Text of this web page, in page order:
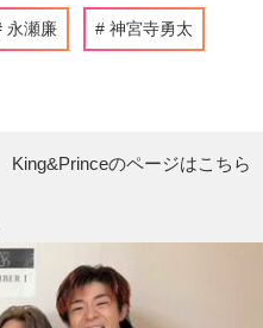
二宮和也 生田斗真
ジャニーズ事務所
男優 映画
永瀬廉 神宮寺勇太
King&Princeのページはこちら